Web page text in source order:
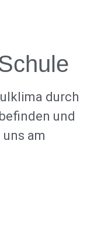
durch
und
am